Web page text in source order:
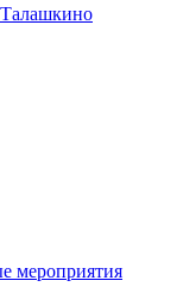
Талашкино
мероприятия